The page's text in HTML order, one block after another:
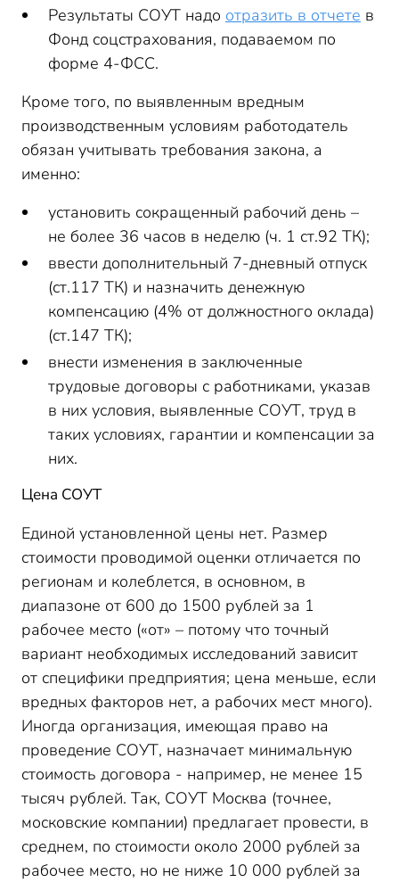
Результаты СОУТ надо отразить в отчете в
Фонд соцстрахования, подаваемом по
форме 4-ФСС.
Кроме того, по выявленным вредным
производственным условиям работодатель
обязан учитывать требования закона, а
именно:
установить сокращенный рабочий день –
не более 36 часов в неделю (ч. 1 ст.92 ТК);
ввести дополнительный 7-дневный отпуск
(ст.117 ТК) и назначить денежную
компенсацию (4% от должностного оклада)
(ст.147 ТК);
внести изменения в заключенные
трудовые договоры с работниками, указав
в них условия, выявленные СОУТ, труд в
таких условиях, гарантии и компенсации за
них.
Цена СОУТ
Единой установленной цены нет. Размер
стоимости проводимой оценки отличается по
регионам и колеблется, в основном, в
диапазоне от 600 до 1500 рублей за 1
рабочее место («от» – потому что точный
вариант необходимых исследований зависит
от специфики предприятия; цена меньше, если
вредных факторов нет, а рабочих мест много).
Иногда организация, имеющая право на
проведение СОУТ, назначает минимальную
стоимость договора - например, не менее 15
тысяч рублей. Так, СОУТ Москва (точнее,
московские компании) предлагает провести, в
среднем, по стоимости около 2000 рублей за
рабочее место, но не ниже 10 000 рублей за